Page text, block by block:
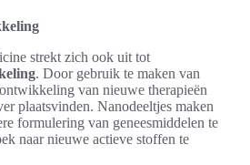
strekt zich ook uit tot
. Door gebruik te maken van
van nieuwe therapieën
plaatsvinden. Nanodeeltjes maken
formulering van geneesmiddelen te
naar nieuwe actieve stoffen te